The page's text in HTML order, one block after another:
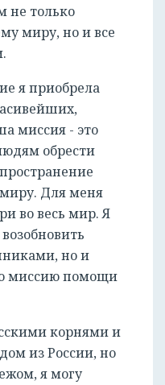
не только
миру, но и все
я приобрела
миссия - это
обрести
Для меня
во весь мир. Я
но и
миссию помощи
корнями и
из России, но
я могу